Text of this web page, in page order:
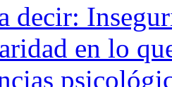
decir:
en lo